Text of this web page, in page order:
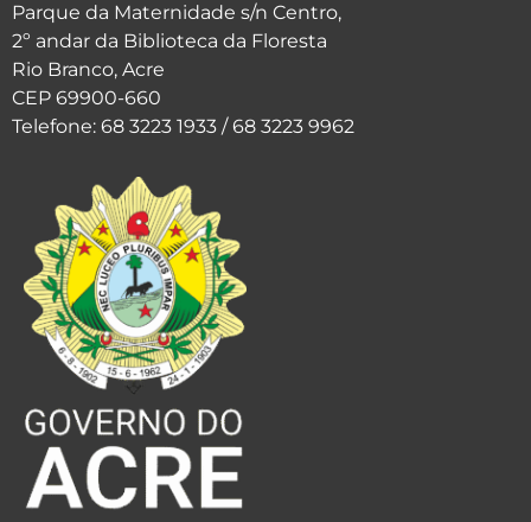
Parque da Maternidade s/n Centro,
2º andar da Biblioteca da Floresta
Rio Branco, Acre
CEP 69900-660
Telefone: 68 3223 1933 / 68 3223 9962